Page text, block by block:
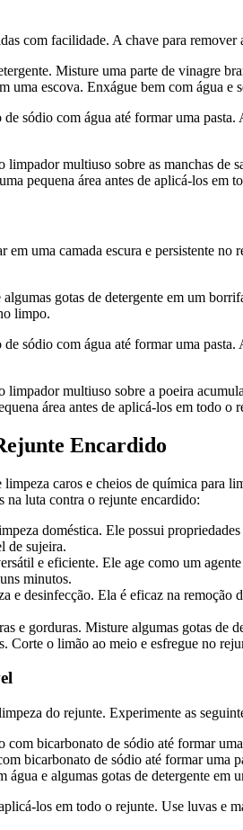
com facilidade. A chave para
Misture uma parte de vinagre
uma escova. Enxágue bem com água e
sódio com água até formar uma
multiuso sobre as manchas de
pequena área antes de aplicá-los em
uma camada escura e persistente
gotas de detergente em um
limpo.
sódio com água até formar uma
multiuso sobre a poeira
área antes de aplicá-los em todo o
Encardido
caros e cheios de química para
na luta contra o rejunte encardido:
doméstica. Ele possui
de sujeira.
e eficiente. Ele age como um
minutos.
e desinfecção. Ela é eficaz na
e gorduras. Misture algumas gotas de
Corte o limão ao meio e esfregue no
do rejunte. Experimente as
com bicarbonato de sódio até formar
bicarbonato de sódio até formar uma
água e algumas gotas de detergente
los em todo o rejunte. Use luvas e